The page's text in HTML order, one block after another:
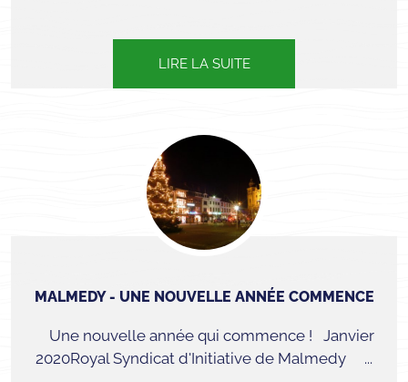
LIRE LA SUITE
MALMEDY - UNE NOUVELLE ANNÉE COMMENCE
Une nouvelle année qui commence ! Janvier
2020Royal Syndicat d'Initiative de Malmedy ...